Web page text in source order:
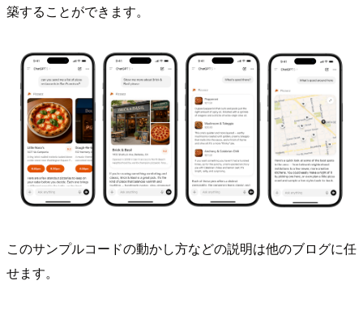
築することができます。
このサンプルコードの動かし方などの説明は他のブログに任
せます。